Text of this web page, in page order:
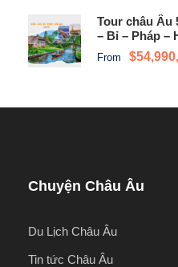
Tour châu
– Bỉ – Pháp –
From
Chuyện Châu Âu
Du Lịch Châu Âu
Tin tức Châu Âu